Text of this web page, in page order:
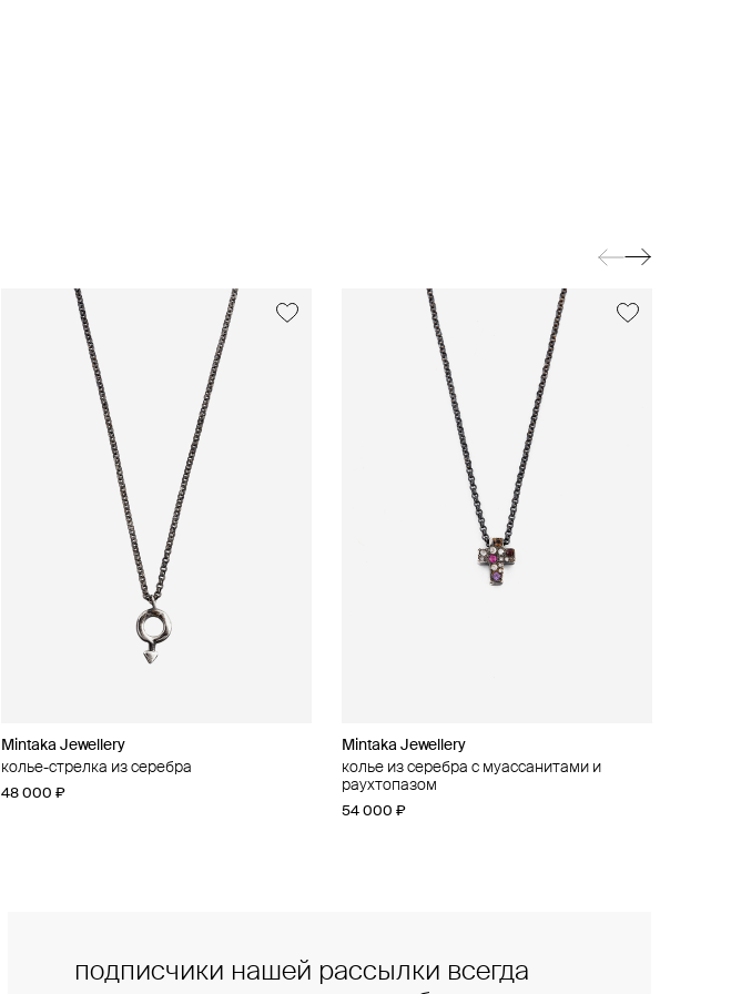
Mintaka Jewellery
колье-стрелка из серебра
48 000 ₽
Mintaka Jewellery
колье из серебра с муассанитами и
раухтопазом
54 000 ₽
Mintaka Jewellery
колье из серебра
28 000 ₽
подписчики нашей рассылки всегда